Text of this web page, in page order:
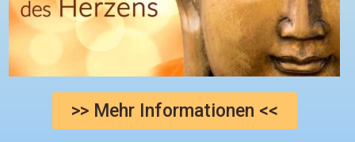
>> Mehr Informationen <<